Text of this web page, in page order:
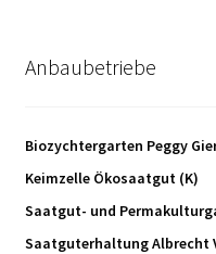
Anbaubetriebe
Biozychtergarten Peggy
Keimzelle Ökosaatgut (K)
Saatgut- und
Saatguterhaltung Albrecht